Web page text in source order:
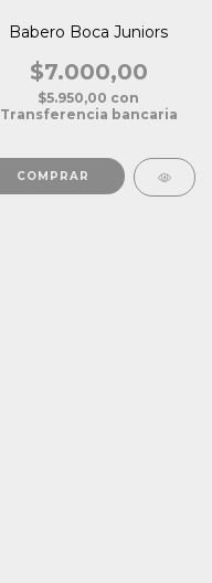
Babero Boca Juniors
$7.000,00
$5.950,00 con
Transferencia bancaria